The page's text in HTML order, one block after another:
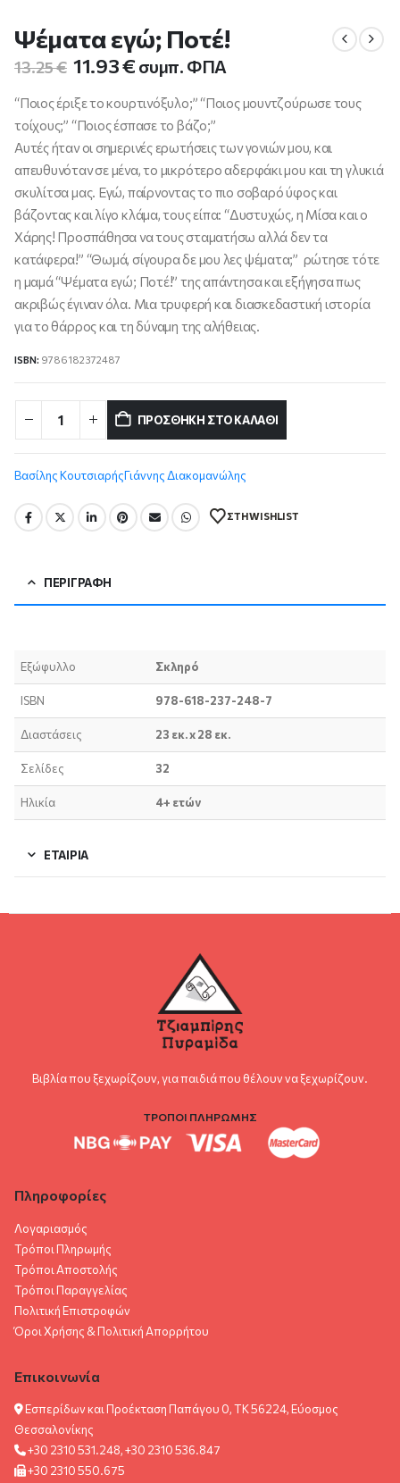
Ψέματα εγώ; Ποτέ!
13.25€ Original
was:
13.25 €.
11.93€Η
τρέχουσα
τιμή
είναι:
11.93 €.
συμπ. ΦΠΑ
“Ποιος έριξε το κουρτινόξυλο;” “Ποιος μουντζούρωσε τους
τοίχους;” “Ποιος έσπασε το βάζο;”
Αυτές ήταν οι σημερινές ερωτήσεις των γονιών μου, και
απευθυνόταν σε μένα, το μικρότερο αδερφάκι μου και τη γλυκιά
σκυλίτσα μας. Εγώ, παίρνοντας το πιο σοβαρό ύφος και
βάζοντας και λίγο κλάμα, τους είπα: “Δυστυχώς, η Μίσα και ο
Χάρης! Προσπάθησα να τους σταματήσω αλλά δεν τα
κατάφερα!” “Θωμά, σίγουρα δε μου λες ψέματα;” ρώτησε τότε
η μαμά “Ψέματα εγώ; Ποτέ!” της απάντησα και εξήγησα πως
ακριβώς έγιναν όλα. Μια τρυφερή και διασκεδαστική ιστορία
για το θάρρος και τη δύναμη της αλήθειας.
ISBN: 9786182372487
ΠΡΟΣΘΉΚΗ ΣΤΟ ΚΑΛΆΘΙ
Βασίλης ΚουτσιαρήςΓιάννης Διακομανώλης
ΣΤΗ WISHLIST
ΠΕΡΙΓΡΑΦΉ
Εξώφυλλο Σκληρό
ISBN 978-618-237-248-7
Διαστάσεις 23 εκ. x 28 εκ.
Σελίδες 32
Ηλικία 4+ ετών
ΕΤΑΙΡΊΑ
Βιβλία που ξεχωρίζουν, για παιδιά που θέλουν να ξεχωρίζουν.
ΤΡΟΠΟΙ ΠΛΗΡΩΜΗΣ
Πληροφορίες
Λογαριασμός
Τρόποι Πληρωμής
Τρόποι Αποστολής
Τρόποι Παραγγελίας
Πολιτική Επιστροφών
Όροι Χρήσης & Πολιτική Aπορρήτου
Επικοινωνία
Εσπερίδων και Προέκταση Παπάγου 0, ΤΚ 56224, Εύοσμος
Θεσσαλονίκης
+30 2310 531.248, +30 2310 536.847
+30 2310 550.675